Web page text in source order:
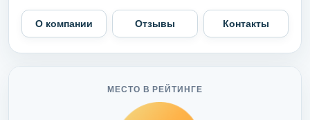
О компании Отзывы Контакты
МЕСТО В РЕЙТИНГЕ